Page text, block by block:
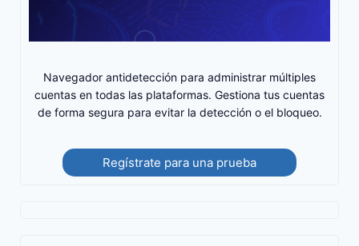
Navegador antidetección para administrar múltiples
cuentas en todas las plataformas. Gestiona tus cuentas
de forma segura para evitar la detección o el bloqueo.
Regístrate para una prueba